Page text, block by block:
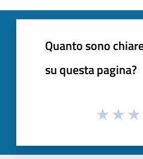
Quanto sono
su questa pagina?